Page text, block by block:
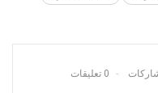
0 تعليقات